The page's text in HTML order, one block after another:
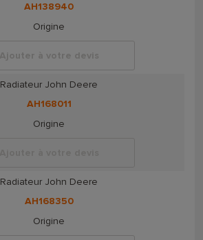
AH138940
Origine
Ajouter à votre devis
Radiateur John Deere
AH168011
Origine
Radiateur John Deere
AH168350
Origine